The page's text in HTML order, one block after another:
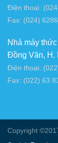
Điện thoại:
Fax: (024)
Nhà máy
Đồng Văn, H.
Điện thoại:
Fax: (022) 63
Copyright